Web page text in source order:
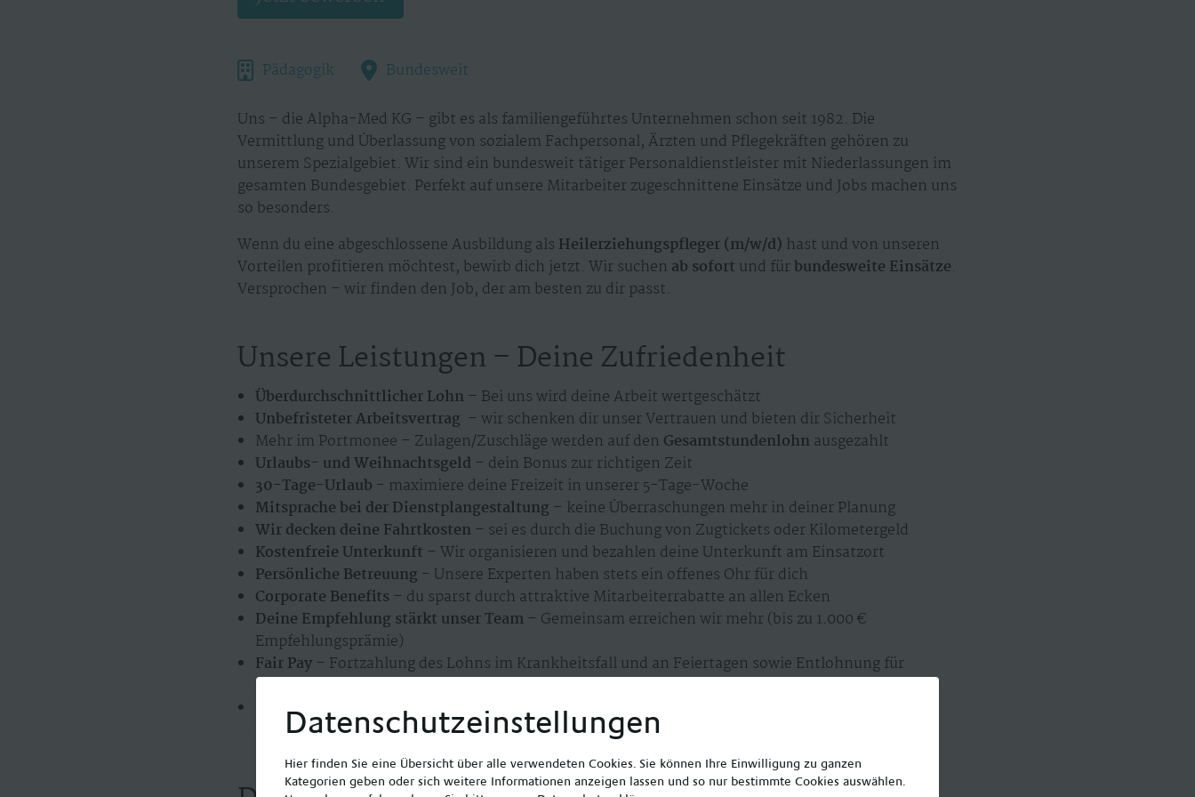
Pädagogik Bundesweit
Uns – die Alpha-Med KG – gibt es als familiengeführtes Unternehmen schon seit 1982. Die
Vermittlung und Überlassung von sozialem Fachpersonal, Ärzten und Pflegekräften gehören zu
unserem Spezialgebiet. Wir sind ein bundesweit tätiger Personaldienstleister mit Niederlassungen im
gesamten Bundesgebiet. Perfekt auf unsere Mitarbeiter zugeschnittene Einsätze und Jobs machen uns
so besonders.
Wenn du eine abgeschlossene Ausbildung als Heilerziehungspfleger (m/w/d) hast und von unseren
Vorteilen profitieren möchtest, bewirb dich jetzt. Wir suchen ab sofort und fürbundesweite Einsätze.
Versprochen – wir finden den Job, der am besten zu dir passt.
Unsere Leistungen – Deine Zufriedenheit
Überdurchschnittlicher Lohn – Bei uns wird deine Arbeit wertgeschätzt
Unbefristeter Arbeitsvertrag – wir schenken dir unser Vertrauen und bieten dir Sicherheit
Mehr im Portmonee – Zulagen/Zuschläge werden auf den Gesamtstundenlohnausgezahlt
Urlaubs- und Weihnachtsgeld – dein Bonus zur richtigen Zeit
30-Tage-Urlaub - maximiere deine Freizeit in unserer 5-Tage-Woche
Mitsprache bei der Dienstplangestaltung – keine Überraschungen mehr in deiner Planung
Wir decken deine Fahrtkosten– sei es durch die Buchung von Zugtickets oder Kilometergeld
Kostenfreie Unterkunft – Wir organisieren und bezahlen deine Unterkunft am Einsatzort
Persönliche Betreuung - Unsere Experten haben stets ein offenes Ohr für dich
Corporate Benefits– du sparst durch attraktive Mitarbeiterrabatte an allen Ecken
Deine Empfehlung stärkt unser Team– Gemeinsam erreichen wir mehr (bis zu 1.000 €
Empfehlungsprämie)
Fair Pay– Fortzahlung des Lohns im Krankheitsfall und an Feiertagen sowie Entlohnung für
Überstunden
Flexible Arbeitszeitmodelle
– Vollzeit (35 Std./Woche) & Teilzeit – wir gehen auf deine Wünsche
Datenschutzeinstellungen
Hier finden Sie eine Übersicht über alle verwendeten Cookies. Sie können Ihre Einwilligung zu ganzen
Kategorien geben oder sich weitere Informationen anzeigen lassen und so nur bestimmte Cookies auswählen.